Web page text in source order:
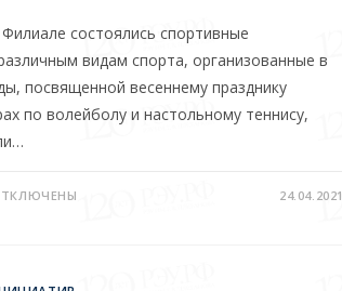
состоялись спортивные
видам спорта, организованные в
посвященной весеннему празднику
по волейболу и настольному теннису,
24.04.2021